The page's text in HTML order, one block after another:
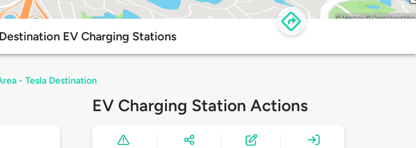
EV Charging Stations
- Tesla Destination
EV Charging Station Actions